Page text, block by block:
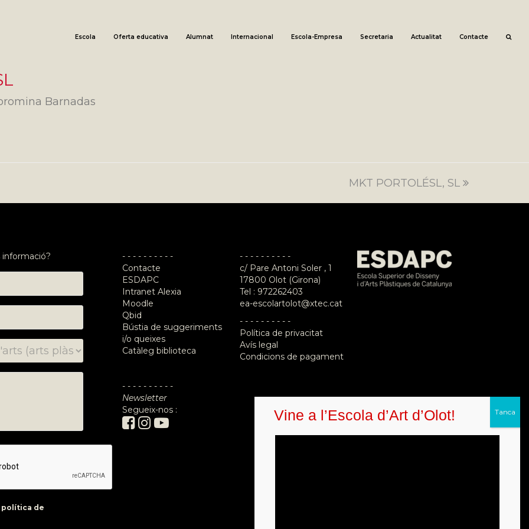
Escola Oferta educativa Alumnat Internacional Escola-Empresa Secretaria Actualitat Contacte
Barnadas
next
MKT PORTOLÉSL, SL
política de
- - - - - - - - - -
Contacte
ESDAPC
Intranet Alexia
Moodle
Qbid
Bústia de suggeriments
i/o queixes
Catàleg biblioteca
- - - - - - - - - -
Newsletter
Segueix-nos :
- - - - - - - - - -
c/ Pare Antoni Soler , 1
17800 Olot (Girona)
Tel : 972262403
ea-escolartolot@xtec.cat
- - - - - - - - - -
Política de privacitat
Avís legal
Condicions de pagament
Vine a l’Escola d’Art d’Olot!